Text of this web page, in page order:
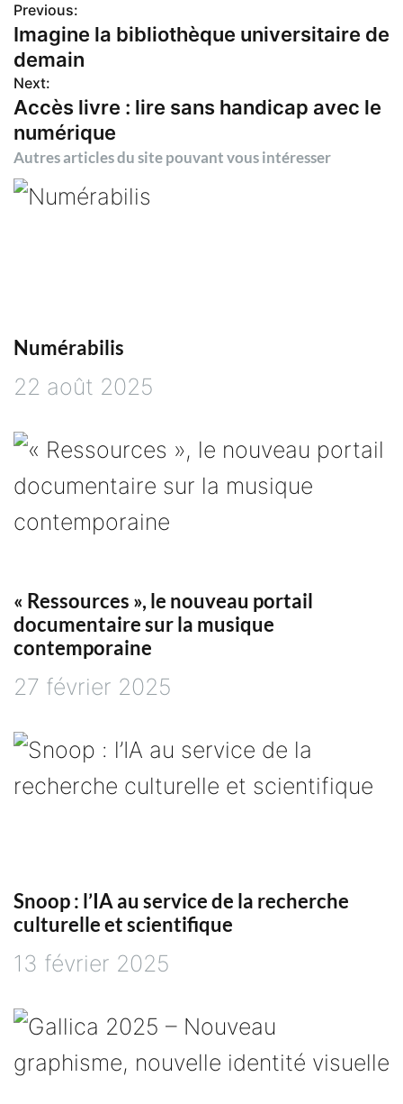
N
a
v
i
i
o
n
d
e
’
a
r
t
l
e
Previous:
Imagine la bibliothèque universitaire de
demain
Next:
Accès livre : lire sans handicap avec le
numérique
Autres articles du site pouvant vous intéresser
Numérabilis
22 août 2025
« Ressources », le nouveau portail
documentaire sur la musique
contemporaine
27 février 2025
Snoop : l’IA au service de la recherche
culturelle et scientifique
13 février 2025